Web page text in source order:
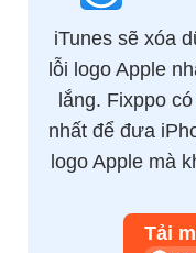
iTunes sẽ xóa
lỗi logo Apple
lắng. Fixppo
nhất để đưa
logo Apple mà
Tải